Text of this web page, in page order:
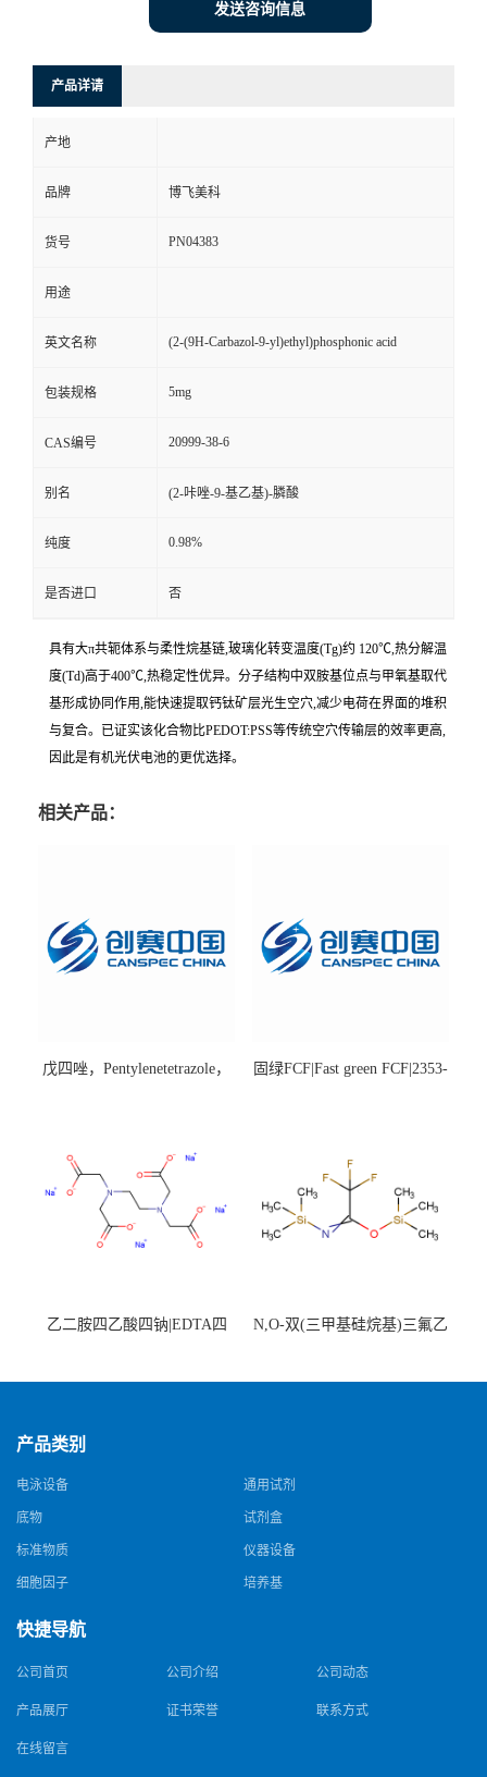
发送咨询信息
产品详请
产地
品牌 博飞美科
货号 PN04383
用途
英文名称 (2-(9H-Carbazol-9-yl)ethyl)phosphonic acid
包装规格 5mg
CAS编号 20999-38-6
别名 (2-咔唑-9-基乙基)-膦酸
纯度 0.98%
是否进口 否
具有大π共轭体系与柔性烷基链,玻璃化转变温度(Tg)约 120℃,热分解温
度(Td)高于400℃,热稳定性优异。分子结构中双胺基位点与甲氧基取代
基形成协同作用,能快速提取钙钛矿层光生空穴,减少电荷在界面的堆积
与复合。已证实该化合物比PEDOT:PSS等传统空穴传输层的效率更高,
因此是有机光伏电池的更优选择。
相关产品：
戊四唑，Pentylenetetrazole，
固绿FCF|Fast green FCF|2353-
乙二胺四乙酸四钠|EDTA四
N,O-双(三甲基硅烷基)三氟乙
产品类别
电泳设备 通用试剂
底物 试剂盒
标准物质 仪器设备
细胞因子 培养基
快捷导航
公司首页 公司介绍 公司动态
产品展厅 证书荣誉 联系方式
在线留言